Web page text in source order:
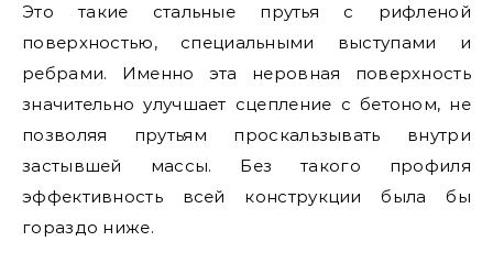
Это такие стальные прутья с рифленой
поверхностью, специальными выступами и
ребрами. Именно эта неровная поверхность
значительно улучшает сцепление с бетоном, не
позволяя прутьям проскальзывать внутри
застывшей массы. Без такого профиля
эффективность всей конструкции была бы
гораздо ниже.